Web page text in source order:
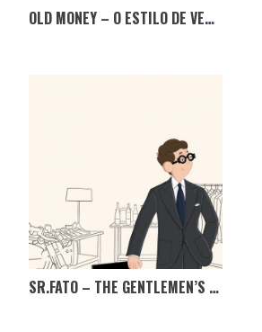
OLD MONEY – O ESTILO DE VERÃO QUE NUNCA SAI DE MODA
SR.FATO – THE GENTLEMEN’S MARKET, TÊM MESMO DE IR!